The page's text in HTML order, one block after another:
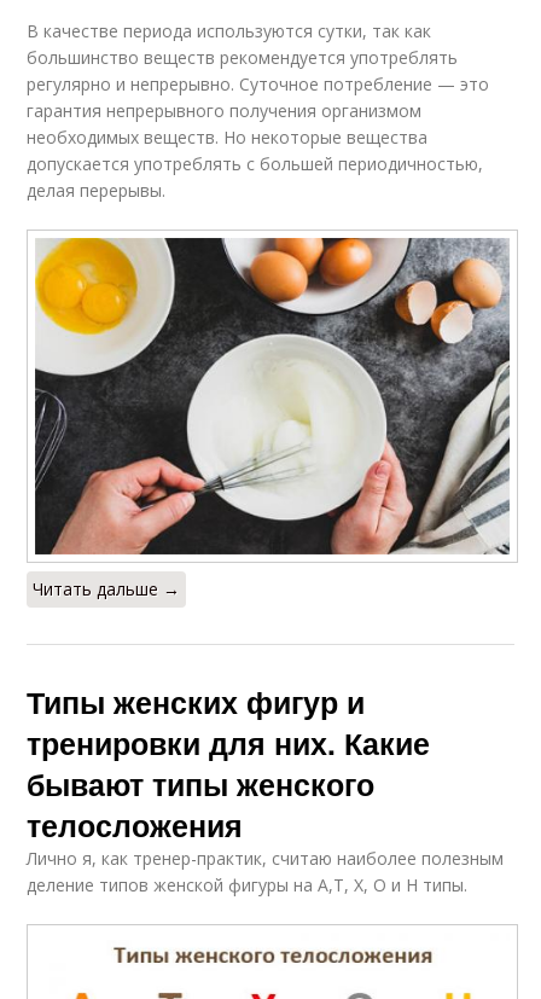
В качестве периода используются сутки, так как
большинство веществ рекомендуется употреблять
регулярно и непрерывно. Суточное потребление — это
гарантия непрерывного получения организмом
необходимых веществ. Но некоторые вещества
допускается употреблять с большей периодичностью,
делая перерывы.
Читать дальше →
Типы женских фигур и
тренировки для них. Какие
бывают типы женского
телосложения
Лично я, как тренер-практик, считаю наиболее полезным
деление типов женской фигуры на А,Т, Х, О и Н типы.